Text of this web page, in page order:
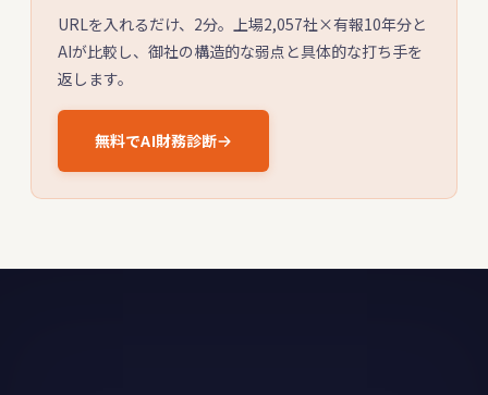
URLを入れるだけ、2分。上場2,057社×有報10年分と
AIが比較し、御社の構造的な弱点と具体的な打ち手を
返します。
無料でAI財務診断